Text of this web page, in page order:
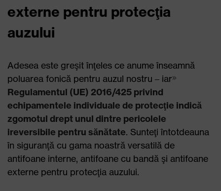
externe pentru protecţia
auzului
Adesea este greşit înţeles ce anume înseamnă
poluarea fonică pentru auzul nostru – iar
Regulamentul (UE) 2016/425 privind
echipamentele individuale de protecţie indică
zgomotul drept unul dintre pericolele
ireversibile pentru sănătate. Sunteţi întotdeauna
în siguranţă cu gama noastră versatilă de
antifoane interne, antifoane cu bandă şi antifoane
externe pentru protecţia auzului.